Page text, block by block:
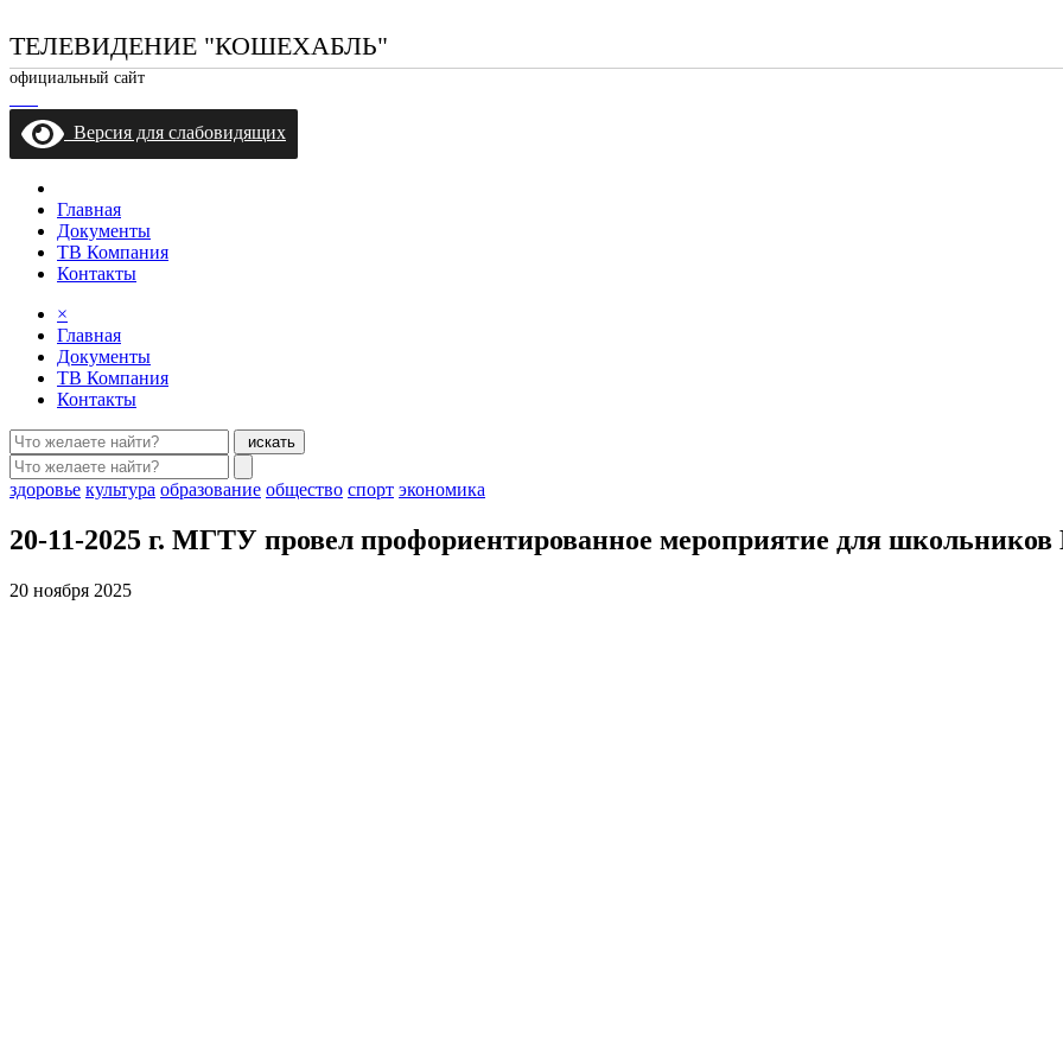
ТЕЛЕВИДЕНИЕ "КОШЕХАБЛЬ"
официальный сайт
Версия для слабовидящих
Главная
Документы
ТВ Компания
Контакты
×
Главная
Документы
ТВ Компания
Контакты
искать
здоровье культура образование общество спорт экономика
20-11-2025 г. МГТУ провел профориентированное мероприятие для школьников
20 ноября 2025